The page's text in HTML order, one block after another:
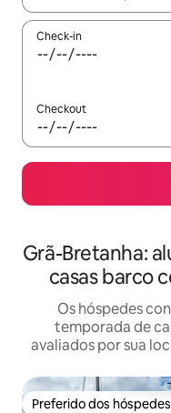
Check-in
Checkout
Grã-Bretanha:
casas barco
Os hóspedes
temporada de
avaliados por sua
Preferido dos hóspedes